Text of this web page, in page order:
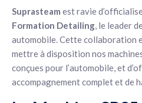
Suprasteam est ravie
Formation Detailing, le leader
automobile. Cette collaboration
mettre à disposition nos
conçues pour l’automobile, et
accompagnement complet et de